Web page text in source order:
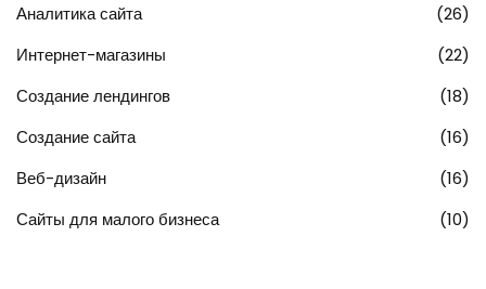
Аналитика сайта
(26)
Интернет-магазины
(22)
Создание лендингов
(18)
Создание сайта
(16)
Веб-дизайн
(16)
Сайты для малого бизнеса
(10)